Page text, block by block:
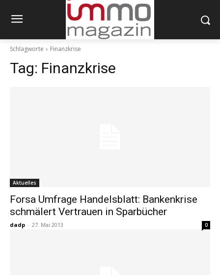
Schlagworte Finanzkrise
Tag: Finanzkrise
Aktuelles
Forsa Umfrage Handelsblatt: Bankenkrise
schmälert Vertrauen in Sparbücher
dadp - 27. Mai 2013 0